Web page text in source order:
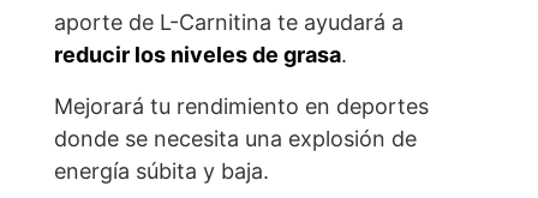
aporte de L-Carnitina te ayudará a
reducir los niveles de grasa.
Mejorará tu rendimiento en deportes
donde se necesita una explosión de
energía súbita y baja.